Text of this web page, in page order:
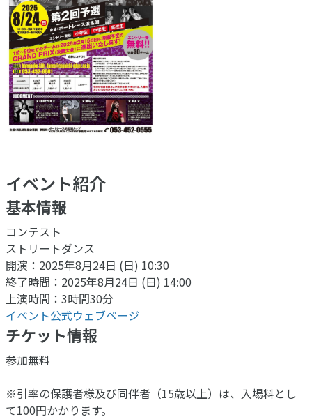
イベント紹介
基本情報
コンテスト
ストリートダンス
開演：2025年8月24日 (日) 10:30
終了時間：2025年8月24日 (日) 14:00
上演時間：3時間30分
イベント公式ウェブページ
チケット情報
参加無料
※引率の保護者様及び同伴者（15歳以上）は、入場料とし
て100円かかります。